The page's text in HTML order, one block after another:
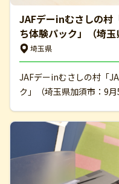
JAFデーinむさしの村
ち体験パック」（埼玉
埼玉県
JAFデーinむさしの村「
ク」（埼玉県加須市：9月